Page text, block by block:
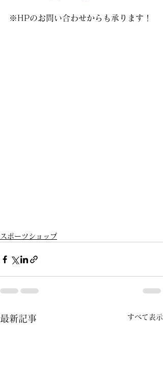
※HPのお問い合わせからも承ります！
スポーツショップ
最新記事 すべて表示